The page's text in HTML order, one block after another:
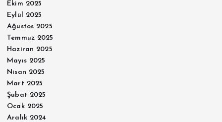
Ekim 2025
Eylül 2025
Ağustos 2025
Temmuz 2025
Haziran 2025
Mayıs 2025
Nisan 2025
Mart 2025
Şubat 2025
Ocak 2025
Aralık 2024